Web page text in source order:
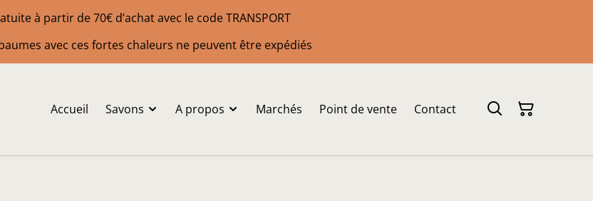
à partir de 70€ d’achat avec le code TRANSPORT
avec ces fortes chaleurs ne peuvent être expédiés
Accueil Savons A propos Marchés Point de vente Contact